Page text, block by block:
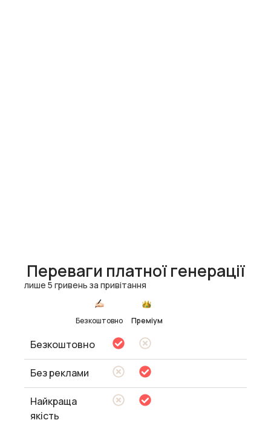
Переваги платної генерації
лише 5 гривень за привітання
Безкоштовно Преміум
Безкоштовно
Без реклами
Найкраща
якість